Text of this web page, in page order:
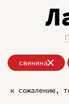
свинина
к сожалению,